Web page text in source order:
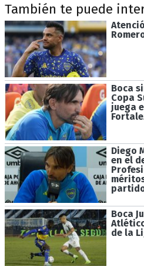
También te puede
Boca
Copa
juega
Diego
en el
Boca
de la